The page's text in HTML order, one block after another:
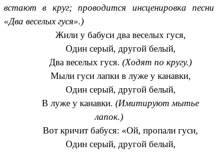
встают в круг; проводится инсценировка песни
«Два веселых гуся».)
Жили у бабуси два веселых гуся,
Один серый, другой белый,
Два веселых гуся.(Ходят по кругу.)
Мыли гуси лапки в луже у канавки,
Один серый, другой белый,
В луже у канавки.(Имитируют мытье
лапок.)
Вот кричит бабуся: «Ой, пропали гуси,
Один серый, другой белый,